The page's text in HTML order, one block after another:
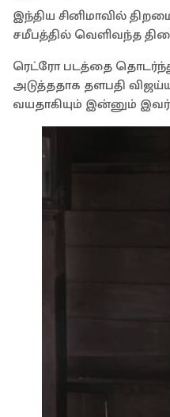
இந்திய சினிமாவில்
சமீபத்தில் வெளிவந்த
ரெட்ரோ படத்தை
அடுத்ததாக தளபதி
வயதாகியும் இன்னும்